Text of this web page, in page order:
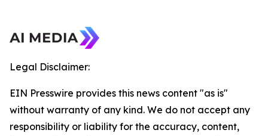
Legal Disclaimer:
EIN Presswire provides this news content "as is"
without warranty of any kind. We do not accept any
responsibility or liability for the accuracy, content,